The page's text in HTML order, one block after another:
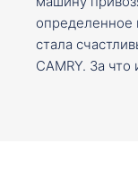
определенное
стала
CAMRY. За